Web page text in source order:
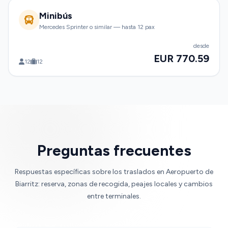
Minibús
Mercedes Sprinter o similar — hasta 12 pax
12 12
desde
EUR 770.59
Preguntas frecuentes
Respuestas específicas sobre los traslados en Aeropuerto de
Biarritz: reserva, zonas de recogida, peajes locales y cambios
entre terminales.